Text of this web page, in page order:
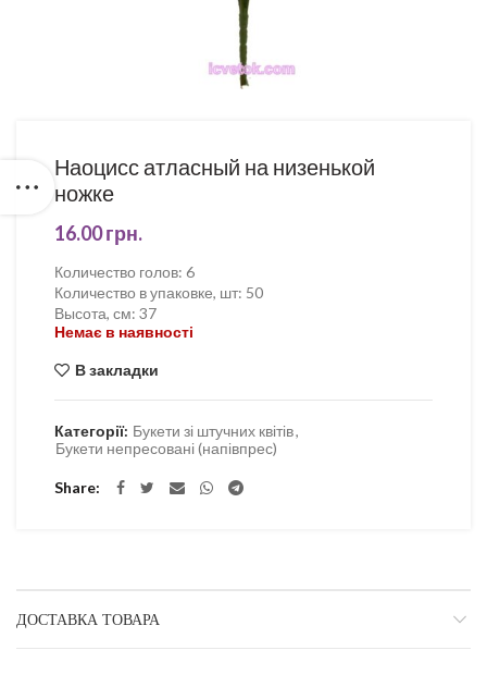
Наоцисс атласный на низенькой
ножке
16.00грн.
Количество голов: 6
Количество в упаковке, шт: 50
Высота, см: 37
Немає в наявності
В закладки
Категорії: Букети зі штучних квітів,
Букети непресовані (напівпрес)
Share
ДОСТАВКА ТОВАРА